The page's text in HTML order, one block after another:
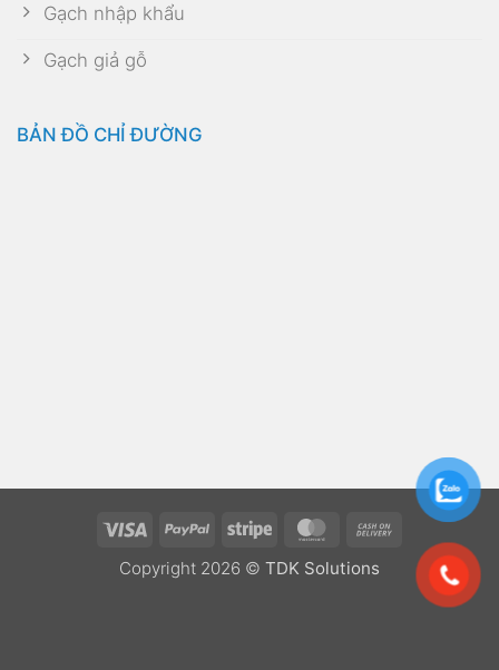
Gạch nhập khẩu
Gạch giả gỗ
BẢN ĐỒ CHỈ ĐƯỜNG
Visa PayPal Stripe MasterCardCash
Delivery
Copyright 2026 © TDK Solutions